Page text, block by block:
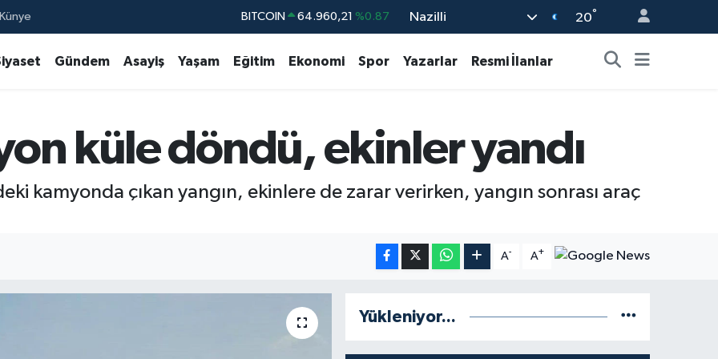
DOLAR 47,7436 %0.18
BİST100 13.779 %-14
BITCOIN 64.960,21 %0.87
Nazilli 20°
Gündem Asayiş Yaşam Eğitim Ekonomi Spor Yazarlar Resmi İlanlar
küle döndü, ekinler yandı
kamyonda çıkan yangın, ekinlere de zarar verirken, yangın sonrası araç
A- A+
Yükleniyor...